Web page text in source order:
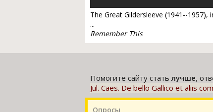
The Great Gildersleeve (1941--
...
Remember This
Помогите сайту статьлучше,
Jul. Caes. De bello Gallico et aliis
Опросы